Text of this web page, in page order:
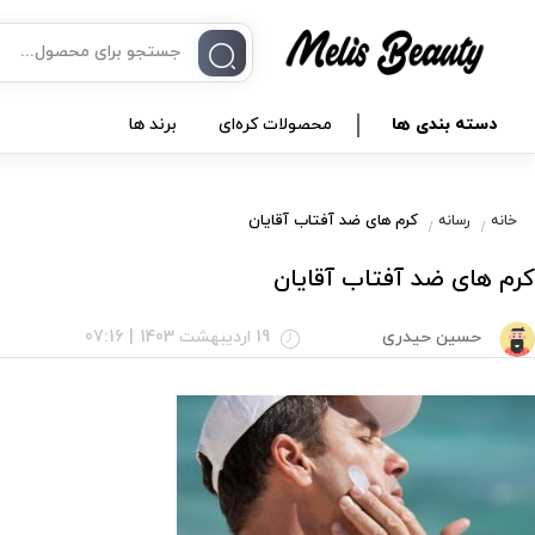
دسته بندی ها محصولات کره‌ای برند ها
خانه رسانه کرم های ضد آفتاب آقایان
کرم های ضد آفتاب آقایان
حسین حیدری 19 اردیبهشت 1403 07:16